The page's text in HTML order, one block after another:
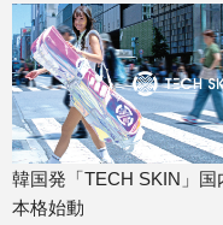
韓国発「TECH SKIN」国
本格始動